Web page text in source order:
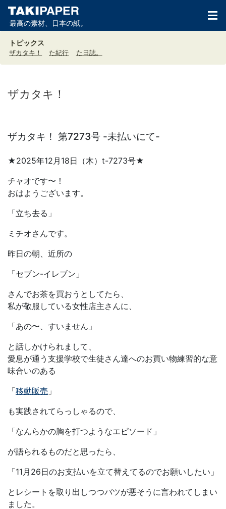
最高の素材、日本の紙。
トピックス
ザカタキ！ た紀行 た日誌。
ザカタキ！
ザカタキ！ 第7273号 -未払いにて-
★2025年12月18日（木）t-7273号★
チャオです〜！
おはようございます。
「立ち去る」
ミチオさんです。
昨日の朝、近所の
「セブン-イレブン」
さんでお茶を買おうとしてたら、
私が敬服している女性店主さんに、
「あの〜、すいません」
と話しかけられまして、
愛息が通う支援学校で生徒さん達へのお買い物練習的な意
味合いのある
「移動販売 」
も実践されてらっしゃるので、
「なんらかの胸を打つようなエピソード」
が語られるものだと思ったら、
「11月26日のお支払いを立て替えてるのでお願いしたい」
とレシートを取り出しつつバツが悪そうに言われてしまい
ました。